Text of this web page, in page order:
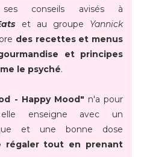
conseils avisés à
et au groupe Yannick
des recettes et menus
et principes
le psyché.
- Happy Mood" n'a pour
enseigne avec un
et une bonne dose
régaler tout en prenant